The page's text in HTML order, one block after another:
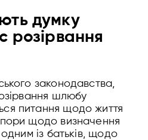
думку
розірвання
законодавства,
шлюбу
питання щодо життя
щодо визначення
із батьків, щодо